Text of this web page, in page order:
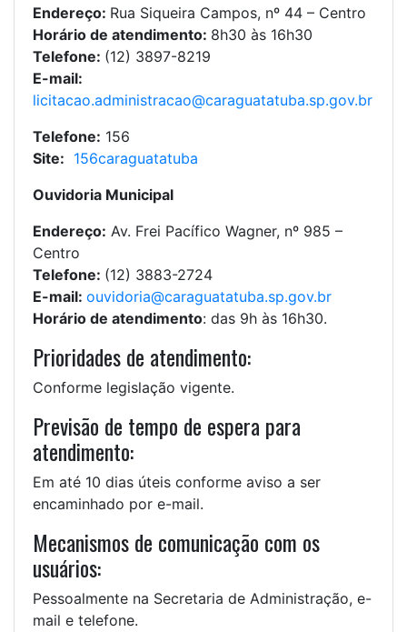
Endereço: Rua Siqueira Campos, nº 44 – Centro
Horário de atendimento: 8h30 às 16h30
Telefone: (12) 3897-8219
E-mail:
licitacao.administracao@caraguatatuba.sp.gov.br
Telefone: 156
Site: 156caraguatatuba
Ouvidoria Municipal
Endereço: Av. Frei Pacífico Wagner, nº 985 –
Centro
Telefone: (12) 3883-2724
E-mail: ouvidoria@caraguatatuba.sp.gov.br
Horário de atendimento: das 9h às 16h30.
Prioridades de atendimento:
Conforme legislação vigente.
Previsão de tempo de espera para
atendimento:
Em até 10 dias úteis conforme aviso a ser
encaminhado por e-mail.
Mecanismos de comunicação com os
usuários:
Pessoalmente na Secretaria de Administração, e-
mail e telefone.